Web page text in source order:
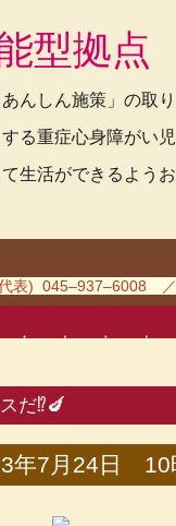
型拠
んしん施策」の取
る重症心身障がい
生活ができるよう
表) 045–937–6008
だ⁉🍆
年7月24日 10